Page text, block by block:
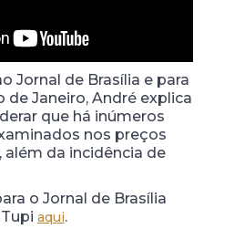
Jornal de Brasília e para
de Janeiro, André explica
que há inúmeros
nos preços
da incidência de
o Jornal de Brasília
aqui.